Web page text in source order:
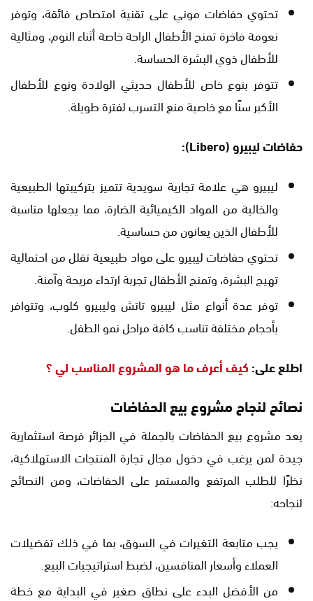
تحتوي حفاضات موني على تقنية امتصاص فائقة، وتوفر
نعومة فاخرة تمنح الأطفال الراحة خاصة أثناء النوم، ومثالية
للأطفال ذوي البشرة الحساسة.
تتوفر بنوع خاص للأطفال حديثي الولادة ونوع للأطفال
الأكبر سنًا مع خاصية منع التسرب لفترة طويلة.
حفاضات ليبيرو (Libero):
ليبيرو هي علامة تجارية سويدية تتميز بتركيبتها الطبيعية
والخالية من المواد الكيميائية الضارة، مما يجعلها مناسبة
للأطفال الذين يعانون من حساسية.
تحتوي حفاضات ليبيرو على مواد طبيعية تقلل من احتمالية
تهيج البشرة، وتمنح الأطفال تجربة ارتداء مريحة وآمنة.
توفر عدة أنواع مثل ليبيرو تاتش وليبيرو كلوب، وتتوافر
بأحجام مختلفة تناسب كافة مراحل نمو الطفل.
اطلع على:كيف أعرف ما هو المشروع المناسب لي ؟
نصائح لنجاح مشروع بيع الحفاضات
يعد مشروع بيع الحفاضات بالجملة في الجزائر فرصة استثمارية
جيدة لمن يرغب في دخول مجال تجارة المنتجات الاستهلاكية،
نظرًا للطلب المرتفع والمستمر على الحفاضات، ومن النصائح
لنجاحه:
يجب متابعة التغيرات في السوق، بما في ذلك تفضيلات
العملاء وأسعار المنافسين، لضبط استراتيجيات البيع.
من الأفضل البدء على نطاق صغير في البداية مع خطة